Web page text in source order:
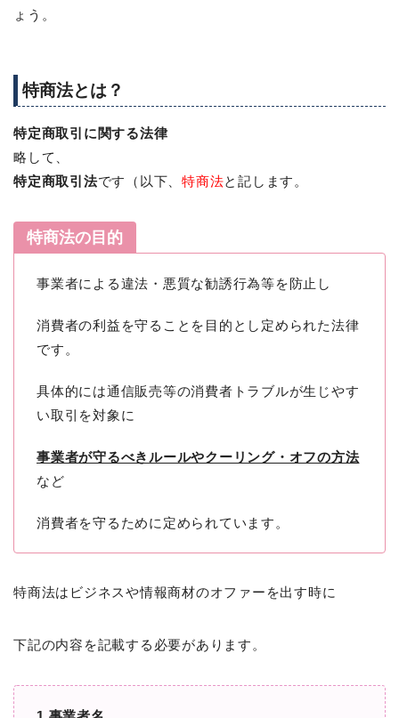
ょう。
特商法とは？
特定商取引に関する法律
略して、
特定商取引法です（以下、特商法と記します。
特商法の目的
事業者による違法・悪質な勧誘行為等を防止し
消費者の利益を守ることを目的とし定められた法律
です。
具体的には通信販売等の消費者トラブルが生じやす
い取引を対象に
事業者が守るべきルールやクーリング・オフの方法
など
消費者を守るために定められています。
特商法はビジネスや情報商材のオファーを出す時に
下記の内容を記載する必要があります。